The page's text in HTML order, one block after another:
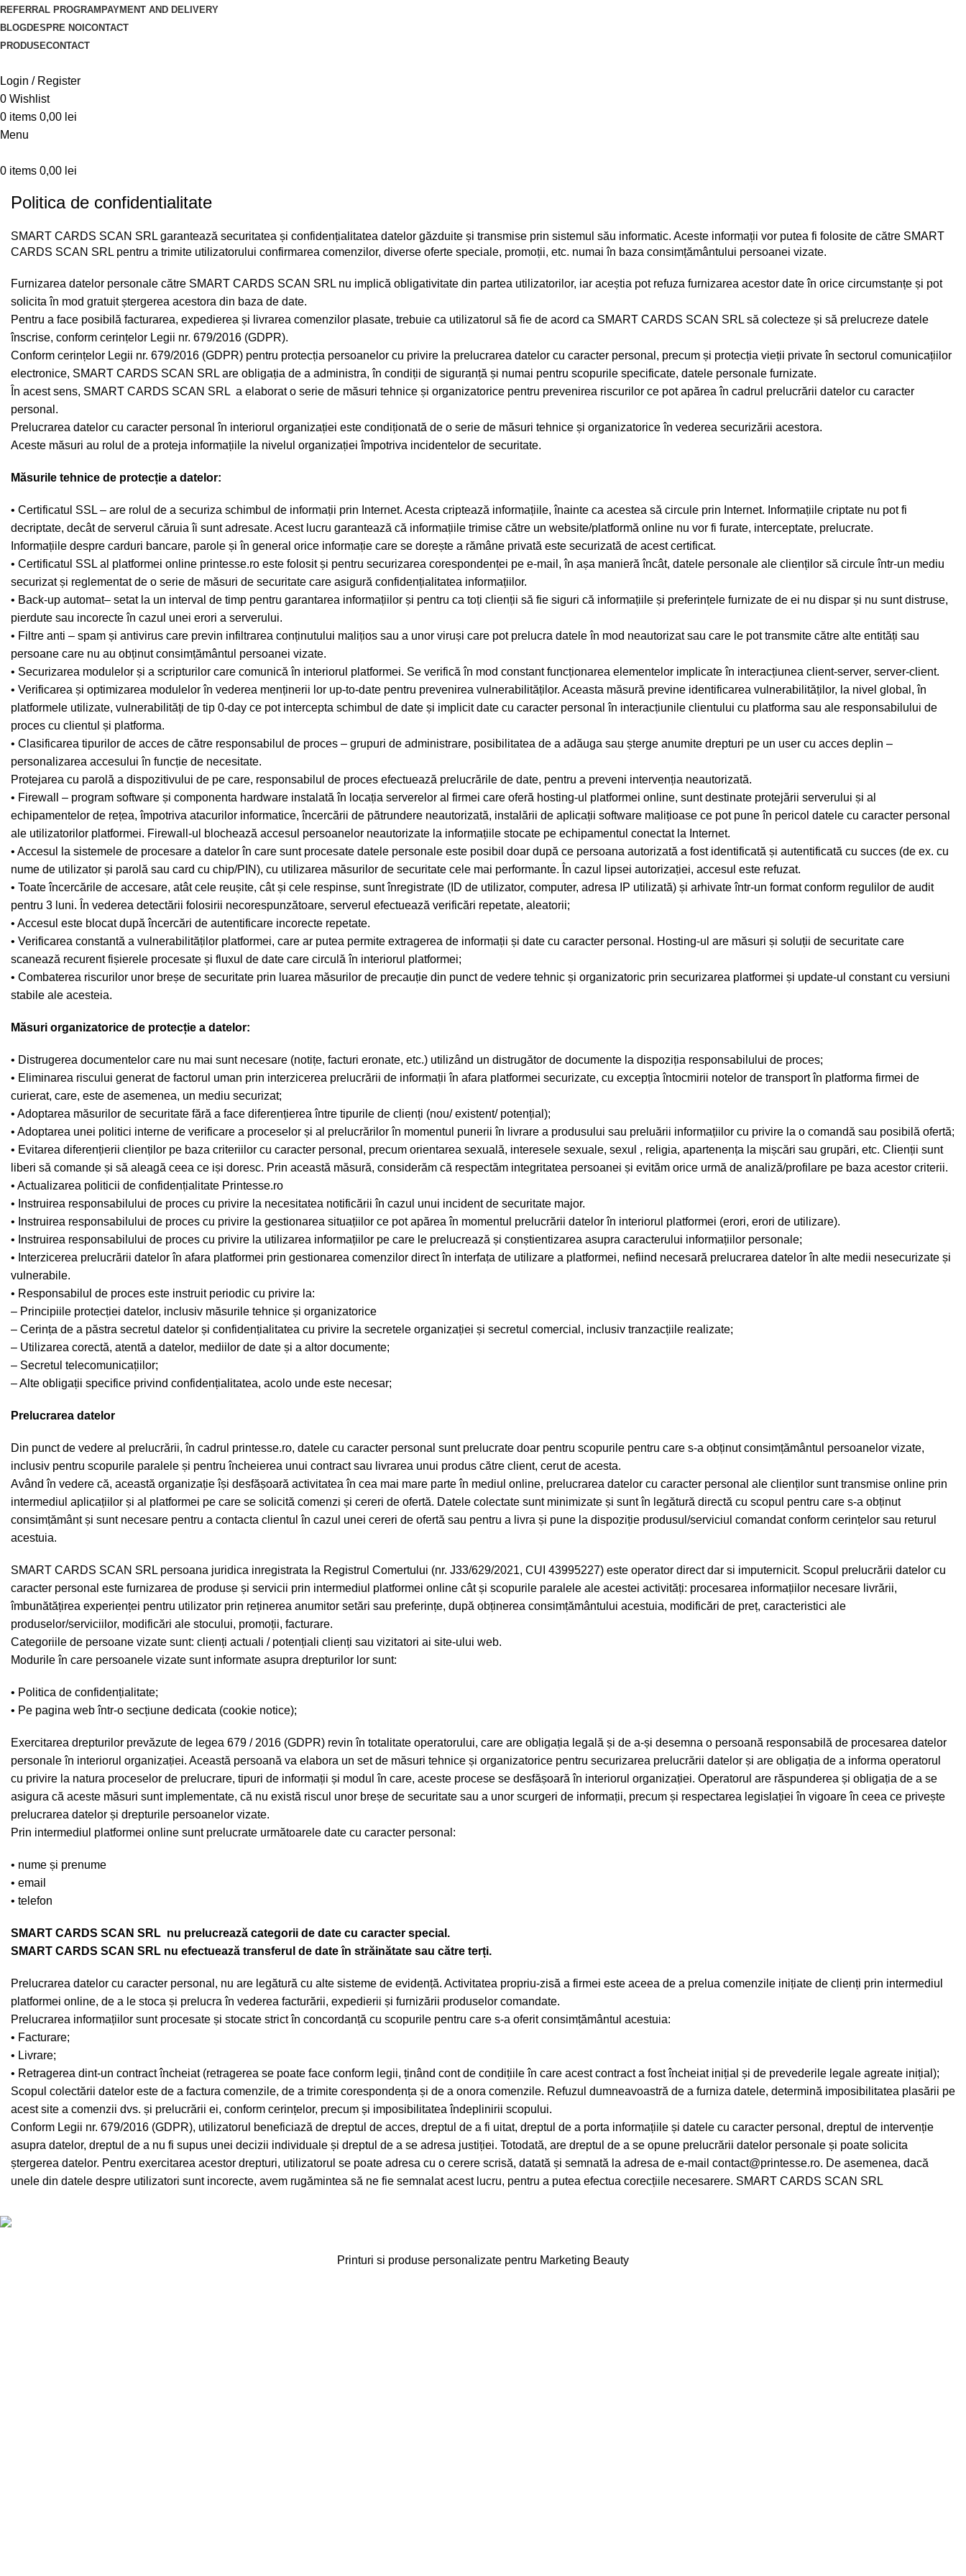
REFERRAL PROGRAM PAYMENT AND DELIVERY
BLOGDESPRE NOI CONTACT
PRODUSECONTACT
Login / Register
0 Wishlist
0 items 0,00 lei
Menu
0 items 0,00 lei
Politica de confidentialitate
SMART CARDS SCAN SRL garantează securitatea și confidențialitatea datelor găzduite și transmise prin sistemul său informatic. Aceste informații vor putea fi folosite de către SMART
CARDS SCAN SRL pentru a trimite utilizatorului confirmarea comenzilor, diverse oferte speciale, promoții, etc. numai în baza consimțământului persoanei vizate.
Furnizarea datelor personale către SMART CARDS SCAN SRL nu implică obligativitate din partea utilizatorilor, iar aceștia pot refuza furnizarea acestor date în orice circumstanțe și pot
solicita în mod gratuit ștergerea acestora din baza de date.
Pentru a face posibilă facturarea, expedierea și livrarea comenzilor plasate, trebuie ca utilizatorul să fie de acord ca SMART CARDS SCAN SRL să colecteze și să prelucreze datele
înscrise, conform cerințelor Legii nr. 679/2016 (GDPR).
Conform cerințelor Legii nr. 679/2016 (GDPR) pentru protecția persoanelor cu privire la prelucrarea datelor cu caracter personal, precum și protecția vieții private în sectorul comunicațiilor
electronice, SMART CARDS SCAN SRL are obligația de a administra, în condiții de siguranță și numai pentru scopurile specificate, datele personale furnizate.
În acest sens, SMART CARDS SCAN SRL a elaborat o serie de măsuri tehnice și organizatorice pentru prevenirea riscurilor ce pot apărea în cadrul prelucrării datelor cu caracter
personal.
Prelucrarea datelor cu caracter personal în interiorul organizației este condiționată de o serie de măsuri tehnice și organizatorice în vederea securizării acestora.
Aceste măsuri au rolul de a proteja informațiile la nivelul organizației împotriva incidentelor de securitate.
Măsurile tehnice de protecție a datelor:
• Certificatul SSL – are rolul de a securiza schimbul de informații prin Internet. Acesta criptează informațiile, înainte ca acestea să circule prin Internet. Informațiile criptate nu pot fi
decriptate, decât de serverul căruia îi sunt adresate. Acest lucru garantează că informațiile trimise către un website/platformă online nu vor fi furate, interceptate, prelucrate.
Informațiile despre carduri bancare, parole și în general orice informație care se dorește a rămâne privată este securizată de acest certificat.
• Certificatul SSL al platformei online printesse.ro este folosit și pentru securizarea corespondenței pe e-mail, în așa manieră încât, datele personale ale clienților să circule într-un mediu
securizat și reglementat de o serie de măsuri de securitate care asigură confidențialitatea informațiilor.
• Back-up automat– setat la un interval de timp pentru garantarea informațiilor și pentru ca toți clienții să fie siguri că informațiile și preferințele furnizate de ei nu dispar și nu sunt distruse,
pierdute sau incorecte în cazul unei erori a serverului.
• Filtre anti – spam și antivirus care previn infiltrarea conținutului malițios sau a unor viruși care pot prelucra datele în mod neautorizat sau care le pot transmite către alte entități sau
persoane care nu au obținut consimțământul persoanei vizate.
• Securizarea modulelor și a scripturilor care comunică în interiorul platformei. Se verifică în mod constant funcționarea elementelor implicate în interacțiunea client-server, server-client.
• Verificarea și optimizarea modulelor în vederea menținerii lor up-to-date pentru prevenirea vulnerabilităților. Aceasta măsură previne identificarea vulnerabilităților, la nivel global, în
platformele utilizate, vulnerabilități de tip 0-day ce pot intercepta schimbul de date și implicit date cu caracter personal în interacțiunile clientului cu platforma sau ale responsabilului de
proces cu clientul și platforma.
• Clasificarea tipurilor de acces de către responsabilul de proces – grupuri de administrare, posibilitatea de a adăuga sau șterge anumite drepturi pe un user cu acces deplin –
personalizarea accesului în funcție de necesitate.
Protejarea cu parolă a dispozitivului de pe care, responsabilul de proces efectuează prelucrările de date, pentru a preveni intervenția neautorizată.
• Firewall – program software și componenta hardware instalată în locația serverelor al firmei care oferă hosting-ul platformei online, sunt destinate protejării serverului și al
echipamentelor de rețea, împotriva atacurilor informatice, încercării de pătrundere neautorizată, instalării de aplicații software malițioase ce pot pune în pericol datele cu caracter personal
ale utilizatorilor platformei. Firewall-ul blochează accesul persoanelor neautorizate la informațiile stocate pe echipamentul conectat la Internet.
• Accesul la sistemele de procesare a datelor în care sunt procesate datele personale este posibil doar după ce persoana autorizată a fost identificată și autentificată cu succes (de ex. cu
nume de utilizator și parolă sau card cu chip/PIN), cu utilizarea măsurilor de securitate cele mai performante. În cazul lipsei autorizației, accesul este refuzat.
• Toate încercările de accesare, atât cele reușite, cât și cele respinse, sunt înregistrate (ID de utilizator, computer, adresa IP utilizată) și arhivate într-un format conform regulilor de audit
pentru 3 luni. În vederea detectării folosirii necorespunzătoare, serverul efectuează verificări repetate, aleatorii;
• Accesul este blocat după încercări de autentificare incorecte repetate.
• Verificarea constantă a vulnerabilităților platformei, care ar putea permite extragerea de informații și date cu caracter personal. Hosting-ul are măsuri și soluții de securitate care
scanează recurent fișierele procesate și fluxul de date care circulă în interiorul platformei;
• Combaterea riscurilor unor breșe de securitate prin luarea măsurilor de precauție din punct de vedere tehnic și organizatoric prin securizarea platformei și update-ul constant cu versiuni
stabile ale acesteia.
Măsuri organizatorice de protecție a datelor:
• Distrugerea documentelor care nu mai sunt necesare (notițe, facturi eronate, etc.) utilizând un distrugător de documente la dispoziția responsabilului de proces;
• Eliminarea riscului generat de factorul uman prin interzicerea prelucrării de informații în afara platformei securizate, cu excepția întocmirii notelor de transport în platforma firmei de
curierat, care, este de asemenea, un mediu securizat;
• Adoptarea măsurilor de securitate fără a face diferențierea între tipurile de clienți (nou/ existent/ potențial);
• Adoptarea unei politici interne de verificare a proceselor și al prelucrărilor în momentul punerii în livrare a produsului sau preluării informațiilor cu privire la o comandă sau posibilă ofertă;
• Evitarea diferențierii clienților pe baza criteriilor cu caracter personal, precum orientarea sexuală, interesele sexuale, sexul , religia, apartenența la mișcări sau grupări, etc. Clienții sunt
liberi să comande și să aleagă ceea ce iși doresc. Prin această măsură, considerăm că respectăm integritatea persoanei și evităm orice urmă de analiză/profilare pe baza acestor criterii.
• Actualizarea politicii de confidențialitate Printesse.ro
• Instruirea responsabilului de proces cu privire la necesitatea notificării în cazul unui incident de securitate major.
• Instruirea responsabilului de proces cu privire la gestionarea situațiilor ce pot apărea în momentul prelucrării datelor în interiorul platformei (erori, erori de utilizare).
• Instruirea responsabilului de proces cu privire la utilizarea informațiilor pe care le prelucrează și conștientizarea asupra caracterului informațiilor personale;
• Interzicerea prelucrării datelor în afara platformei prin gestionarea comenzilor direct în interfața de utilizare a platformei, nefiind necesară prelucrarea datelor în alte medii nesecurizate și
vulnerabile.
• Responsabilul de proces este instruit periodic cu privire la:
– Principiile protecției datelor, inclusiv măsurile tehnice și organizatorice
– Cerința de a păstra secretul datelor și confidențialitatea cu privire la secretele organizației și secretul comercial, inclusiv tranzacțiile realizate;
– Utilizarea corectă, atentă a datelor, mediilor de date și a altor documente;
– Secretul telecomunicațiilor;
– Alte obligații specifice privind confidențialitatea, acolo unde este necesar;
Prelucrarea datelor
Din punct de vedere al prelucrării, în cadrul printesse.ro, datele cu caracter personal sunt prelucrate doar pentru scopurile pentru care s-a obținut consimțământul persoanelor vizate,
inclusiv pentru scopurile paralele și pentru încheierea unui contract sau livrarea unui produs către client, cerut de acesta.
Având în vedere că, această organizație își desfășoară activitatea în cea mai mare parte în mediul online, prelucrarea datelor cu caracter personal ale clienților sunt transmise online prin
intermediul aplicațiilor și al platformei pe care se solicită comenzi și cereri de ofertă. Datele colectate sunt minimizate și sunt în legătură directă cu scopul pentru care s-a obținut
consimțământ și sunt necesare pentru a contacta clientul în cazul unei cereri de ofertă sau pentru a livra și pune la dispoziție produsul/serviciul comandat conform cerințelor sau returul
acestuia.
SMART CARDS SCAN SRL persoana juridica inregistrata la Registrul Comertului (nr. J33/629/2021, CUI 43995227) este operator direct dar si imputernicit. Scopul prelucrării datelor cu
caracter personal este furnizarea de produse și servicii prin intermediul platformei online cât și scopurile paralele ale acestei activități: procesarea informațiilor necesare livrării,
îmbunătățirea experienței pentru utilizator prin reținerea anumitor setări sau preferințe, după obținerea consimțământului acestuia, modificări de preț, caracteristici ale
produselor/serviciilor, modificări ale stocului, promoții, facturare.
Categoriile de persoane vizate sunt: clienți actuali / potențiali clienți sau vizitatori ai site-ului web.
Modurile în care persoanele vizate sunt informate asupra drepturilor lor sunt:
• Politica de confidențialitate;
• Pe pagina web într-o secțiune dedicata (cookie notice);
Exercitarea drepturilor prevăzute de legea 679 / 2016 (GDPR) revin în totalitate operatorului, care are obligația legală și de a-și desemna o persoană responsabilă de procesarea datelor
personale în interiorul organizației. Această persoană va elabora un set de măsuri tehnice și organizatorice pentru securizarea prelucrării datelor și are obligația de a informa operatorul
cu privire la natura proceselor de prelucrare, tipuri de informații și modul în care, aceste procese se desfășoară în interiorul organizației. Operatorul are răspunderea și obligația de a se
asigura că aceste măsuri sunt implementate, că nu există riscul unor breșe de securitate sau a unor scurgeri de informații, precum și respectarea legislației în vigoare în ceea ce privește
prelucrarea datelor și drepturile persoanelor vizate.
Prin intermediul platformei online sunt prelucrate următoarele date cu caracter personal:
• nume și prenume
• email
• telefon
SMART CARDS SCAN SRL nu prelucrează categorii de date cu caracter special.
SMART CARDS SCAN SRL nu efectuează transferul de date în străinătate sau către terți.
Prelucrarea datelor cu caracter personal, nu are legătură cu alte sisteme de evidență. Activitatea propriu-zisă a firmei este aceea de a prelua comenzile inițiate de clienți prin intermediul
platformei online, de a le stoca și prelucra în vederea facturării, expedierii și furnizării produselor comandate.
Prelucrarea informațiilor sunt procesate și stocate strict în concordanță cu scopurile pentru care s-a oferit consimțământul acestuia:
• Facturare;
• Livrare;
• Retragerea dint-un contract încheiat (retragerea se poate face conform legii, ținând cont de condițiile în care acest contract a fost încheiat inițial și de prevederile legale agreate inițial);
Scopul colectării datelor este de a factura comenzile, de a trimite corespondența și de a onora comenzile. Refuzul dumneavoastră de a furniza datele, determină imposibilitatea plasării pe
acest site a comenzii dvs. și prelucrării ei, conform cerințelor, precum și imposibilitatea îndeplinirii scopului.
Conform Legii nr. 679/2016 (GDPR), utilizatorul beneficiază de dreptul de acces, dreptul de a fi uitat, dreptul de a porta informațiile și datele cu caracter personal, dreptul de intervenție
asupra datelor, dreptul de a nu fi supus unei decizii individuale și dreptul de a se adresa justiției. Totodată, are dreptul de a se opune prelucrării datelor personale și poate solicita
ștergerea datelor. Pentru exercitarea acestor drepturi, utilizatorul se poate adresa cu o cerere scrisă, datată și semnată la adresa de e-mail contact@printesse.ro. De asemenea, dacă
unele din datele despre utilizatori sunt incorecte, avem rugămintea să ne fie semnalat acest lucru, pentru a putea efectua corecțiile necesarere. SMART CARDS SCAN SRL
Printuri si produse personalizate pentru Marketing Beauty